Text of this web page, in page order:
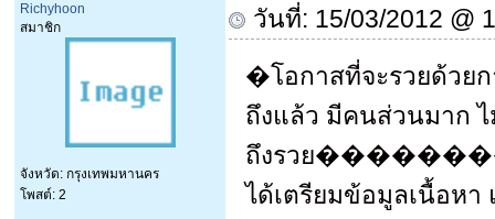
Richyhoon
สมาชิก
จังหวัด: กรุงเทพมหานคร
โพสต์: 2
วันที่: 15/03/2012 @
�โอกาสที่จะรวยด้วยก
ถึงแล้ว มีคนส่วนมาก
ถึงรวย��������
ได้เตรียมข้อมูลเนื้อหา